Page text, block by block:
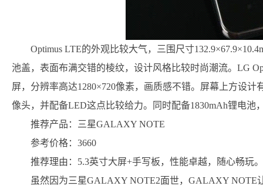
Optimus LTE的外观比较大气，三围尺寸
池盖，表面布满交错的棱纹，设计风格比较时尚潮流。LG
屏，分辨率高达1280×720像素，画质感不错。屏幕上方设
像头，并配备LED这点比较给力。同时配备1830mAh锂电池
推荐产品：三星GALAXY NOTE
参考价格：3660
推荐理由：5.3英寸大屏+手写板，性能卓越，随心畅玩。
虽然因为三星GALAXY NOTE2面世，GALAXY NOTE